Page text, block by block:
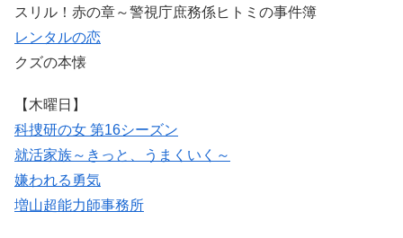
スリル！赤の章～警視庁庶務係ヒトミの事件簿
レンタルの恋
クズの本懐
【木曜日】
科捜研の女 第16シーズン
就活家族～きっと、うまくいく～
嫌われる勇気
増山超能力師事務所